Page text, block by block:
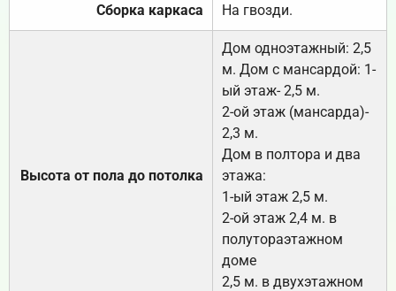
Сборка каркаса На гвозди.
Высота от пола до потолка
Дом одноэтажный: 2,5
м. Дом с мансардой: 1-
ый этаж- 2,5 м.
2-ой этаж (мансарда)-
2,3 м.
Дом в полтора и два
этажа:
1-ый этаж 2,5 м.
2-ой этаж 2,4 м. в
полутораэтажном
доме
2,5 м. в двухэтажном